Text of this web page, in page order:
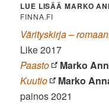
LUE LISÄÄ MARKO
FINNA.FI
Värityskirja –
Like 2017
Paasto
Marko
Kuutio
Marko
painos 2021